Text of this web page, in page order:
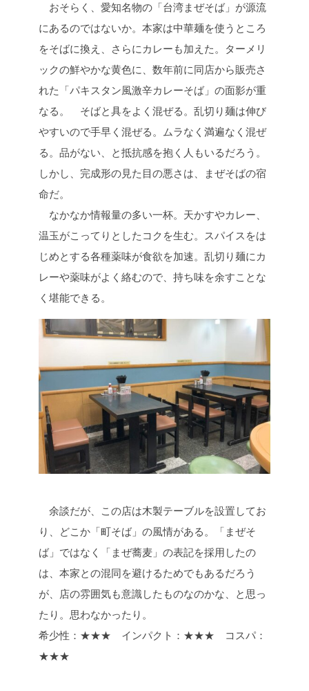
おそらく、愛知名物の「台湾まぜそば」が源流
にあるのではないか。本家は中華麺を使うところ
をそばに換え、さらにカレーも加えた。ターメリ
ックの鮮やかな黄色に、数年前に同店から販売さ
れた「パキスタン風激辛カレーそば」の面影が重
なる。 そばと具をよく混ぜる。乱切り麺は伸び
やすいので手早く混ぜる。ムラなく満遍なく混ぜ
る。品がない、と抵抗感を抱く人もいるだろう。
しかし、完成形の見た目の悪さは、まぜそばの宿
命だ。
なかなか情報量の多い一杯。天かすやカレー、
温玉がこってりとしたコクを生む。スパイスをは
じめとする各種薬味が食欲を加速。乱切り麺にカ
レーや薬味がよく絡むので、持ち味を余すことな
く堪能できる。
余談だが、この店は木製テーブルを設置してお
り、どこか「町そば」の風情がある。「まぜそ
ば」ではなく「まぜ蕎麦」の表記を採用したの
は、本家との混同を避けるためでもあるだろう
が、店の雰囲気も意識したものなのかな、と思っ
たり。思わなかったり。
希少性：★★★ インパクト：★★★ コスパ：
★★★